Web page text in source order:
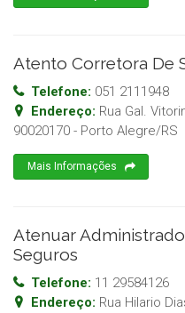
Atento Corretora De
Telefone: 051 2111948
Endereço: Rua Gal.
90020170 - Porto Alegre/RS
Mais Informações
Atenuar
Seguros
Telefone: 11 29584126
Endereço: Rua Hilario